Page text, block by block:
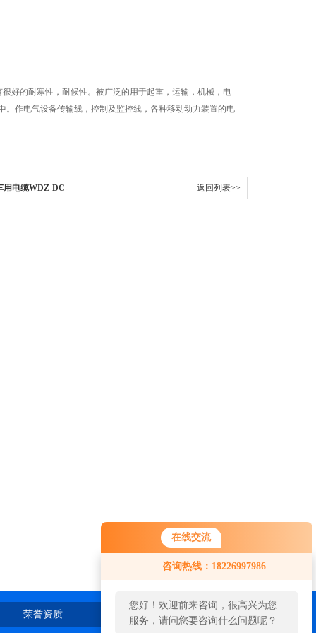
在线交流
咨询热线：18226997986
您好！欢迎前来咨询，很高兴为您
服务，请问您要咨询什么问题呢？
好的耐寒性，耐候性。被广泛的用于起重，运输，机械，电
作电气设备传输线，控制及监控线，各种移动动力装置的电
用电缆WDZ-DC- 返回列表>>
荣誉资质 在线留言 联系我们